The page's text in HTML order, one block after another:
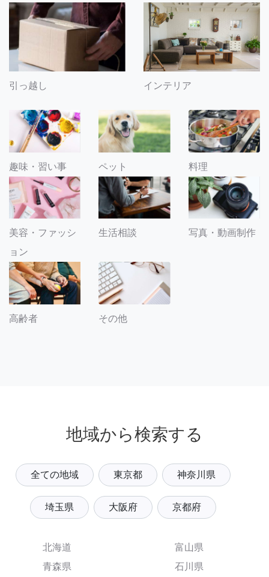
引っ越し インテリア
趣味・習い事 ペット 料理
美容・ファッシ
ョン
生活相談 写真・動画制作
高齢者 その他
地域から検索する
全ての地域 東京都 神奈川県
埼玉県 大阪府 京都府
北海道
青森県
富山県
石川県